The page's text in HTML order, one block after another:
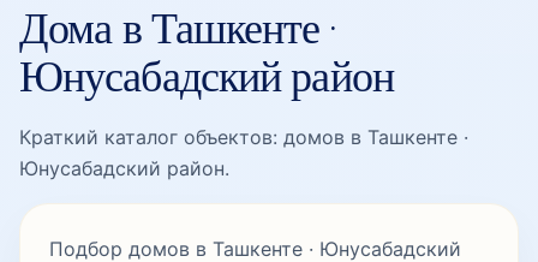
Универсам
Дома в Ташкенте ·
Юнусабадский район
Краткий каталог объектов: домов в Ташкенте ·
Юнусабадский район.
Подбор домов в Ташкенте · Юнусабадский